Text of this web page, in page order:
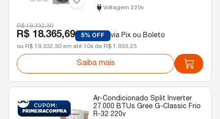
Voltagem 220v
R$ 19.332,30
R$ 18.365,69 5% OFF via Pix ou Boleto
ou R$ 19.332,30 em até 10x de R$ 1.933,23
Saiba mais
Ar-Condicionado Split Inverter
27.000 BTUs Gree G-Classic Frio
R-32 220v